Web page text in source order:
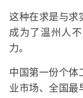
这种在求是与求
成为了温州人
力。
中国第一份个
业市场、全国最